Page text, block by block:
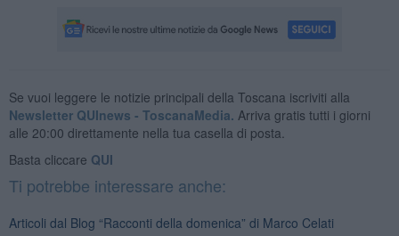
Se vuoi leggere le notizie principali della Toscana iscriviti alla
Newsletter QUInews - ToscanaMedia. Arriva gratis tutti i giorni
alle 20:00 direttamente nella tua casella di posta.
Basta cliccare QUI
Ti potrebbe interessare anche:
Articoli dal Blog “Racconti della domenica” di Marco Celati